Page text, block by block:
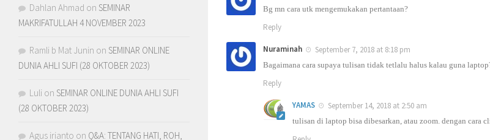
Bg mn cara utk mengemukakan pertantaan?
Reply
Nuraminah September 7, 2018 at 8:18 pm
Bagaimana cara supaya tulisan tidak tetlalu halus kalau guna
Reply
YAMAS September 14, 2018 at 2:50 am
tulisan di laptop bisa dibesarkan, atau zoom. dengan cara
Dahlan Ahmad on SEMINAR
MAKRIFATULLAH 4 NOVEMBER 2023
Ramli b Mat Junin on SEMINAR ONLINE
DUNIA AHLI SUFI (28 OKTOBER 2023)
Luli on SEMINAR ONLINE DUNIA AHLI SUFI
(28 OKTOBER 2023)
Agus irianto on Q&A: TENTANG HATI, ROH,